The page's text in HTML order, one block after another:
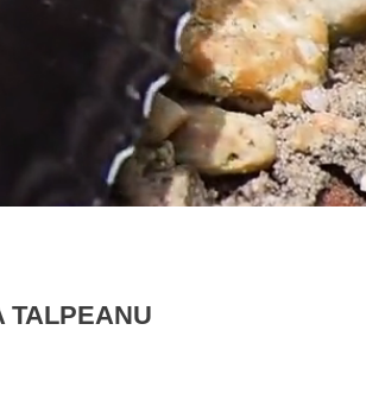
TALPEANU